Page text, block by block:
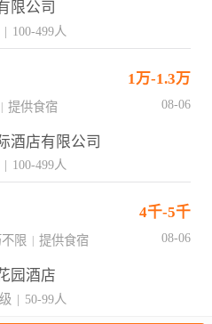
限公司
| 100-499人
1万-1.3万
| 提供食宿 08-06
酒店有限公司
| 100-499人
4千-5千
限 提供食宿 08-06
园酒店
| 50-99人